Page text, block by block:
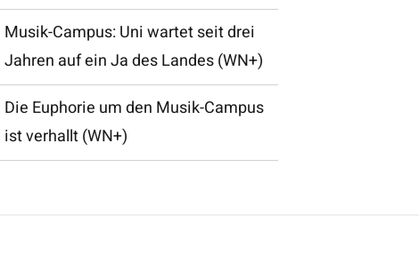
Musik-Campus: Uni wartet seit drei
Jahren auf ein Ja des Landes (WN+)
Die Euphorie um den Musik-Campus
ist verhallt (WN+)